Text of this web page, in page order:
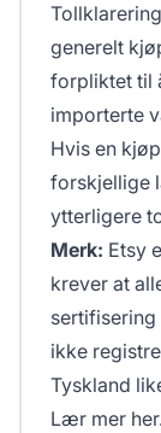
generelt
forpliktet til
importerte
Hvis en
forskjellige
ytterligere
Merk: Etsy
krever at
ikke
Tyskland
Lær mer